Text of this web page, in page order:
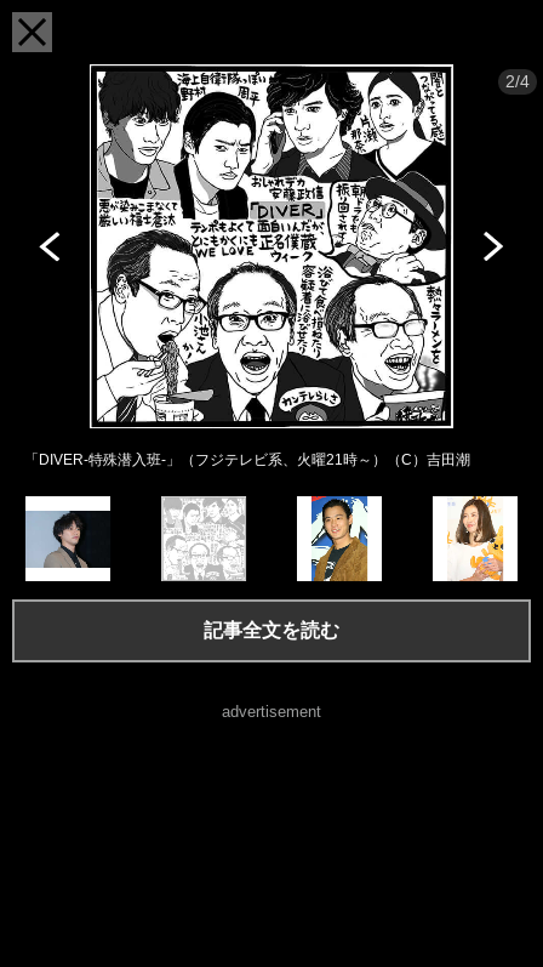
2/4
「DIVER-特殊潜入班-」（フジテレビ系、火曜21時～）（C）吉田潮
記事全文を読む
advertisement